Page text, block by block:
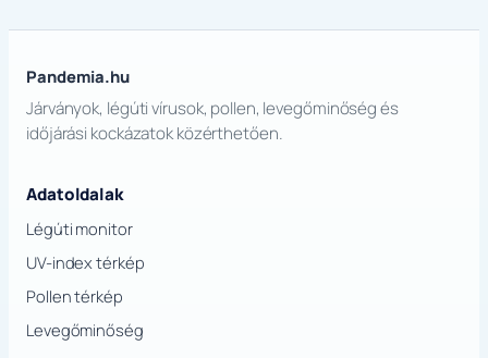
Pandemia.hu
Járványok, légúti vírusok, pollen, levegőminőség és
időjárási kockázatok közérthetően.
Adatoldalak
Légúti monitor
UV-index térkép
Pollen térkép
Levegőminőség